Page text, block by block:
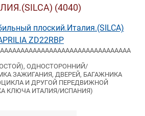
(4040)
ОДНОСТОРОННИЙ/
ЗАЖИГАНИЯ, ДВЕРЕЙ, БАГАЖНИКА
И ДРУГОЙ ПЕРЕДВИЖНОЙ
КЛЮЧА ИТАЛИЯ/ИСПАНИЯ)